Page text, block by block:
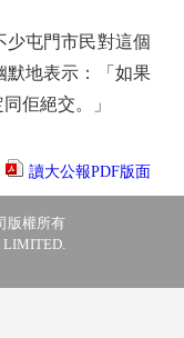
屯門市民對這個
默地表示：「如果
佢絕交。」
讀大公報PDF版面
版權所有